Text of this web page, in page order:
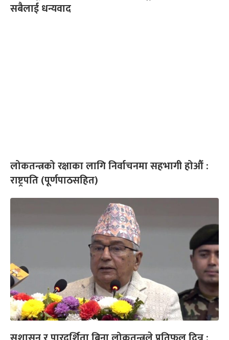
सबैलाई धन्यवाद
लोकतन्त्रको रक्षाका लागि निर्वाचनमा सहभागी होऔं :
राष्ट्रपति (पूर्णपाठसहित)